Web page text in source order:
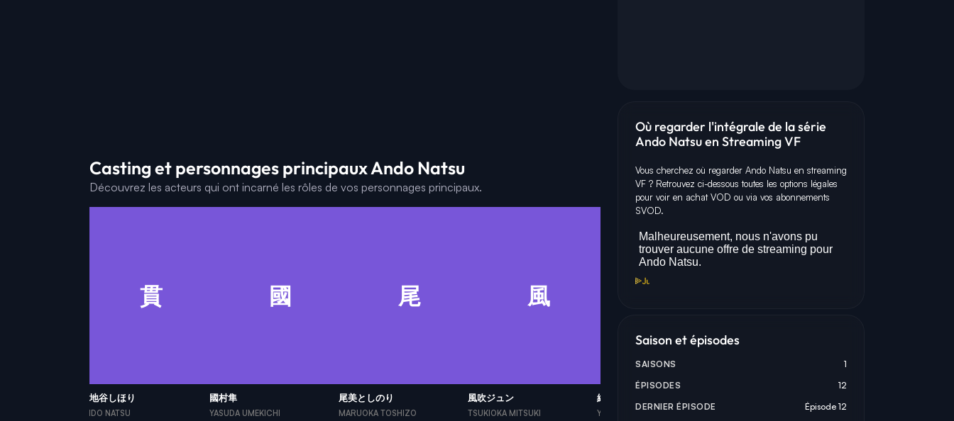
Casting et personnages principaux Ando Natsu
Découvrez les acteurs qui ont incarné les rôles de vos personnages principaux.
貫
貫地谷しほり
ANDO NATSU
國
國村隼
YASUDA UMEKICHI
尾
尾美としのり
MARUOKA TOSHIZO
風
風吹ジュン
TSUKIOKA MITSUKI
細田善彦
YOUSUKE MITSUYA HIROMICHI FUJIMURA
Où regarder l'intégrale de la série
Ando Natsu en Streaming VF
Vous cherchez où regarder Ando Natsu en streaming
VF ? Retrouvez ci-dessous toutes les options légales
pour voir en achat VOD ou via vos abonnements
SVOD.
Saison et épisodes
SAISONS
1
ÉPISODES
12
DERNIER ÉPISODE
Épisode 12